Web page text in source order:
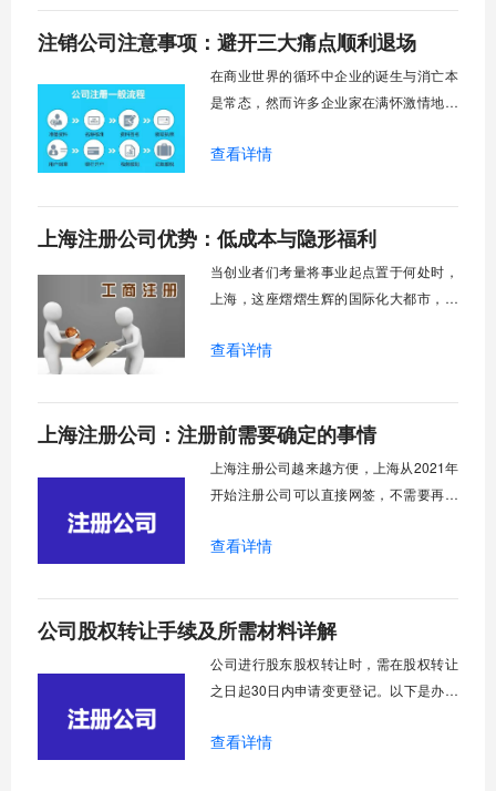
优化营商环境，各地已经推出了多项便利
化改革，企业注销的体验正悄然发生着积
注销公司注意事项：避开三大痛点顺利退场
在商业世界的循环中企业的诞生与消亡本
是常态，然而许多企业家在满怀激情地创
到的困境，公司注销过程中的复杂流程和
一家公司不能简单地"关门大吉"呢？这背后
涉及到债权人保护、市场秩序维护以及法
查看详情
上海注册公司优势：低成本与隐形福利
当创业者们考量将事业起点置于何处时，
上海，这座熠熠生辉的国际化大都市，总
国无可争议的经济、金融、贸易和航运中
独厚的资源，悉心培育企业成长的沃土。
为何如此多的创业者对上海青眼有加？答
查看详情
上海注册公司：注册前需要确定的事情
上海注册公司越来越方便，上海从2021年
开始注册公司可以直接网签，不需要再去
字资料，给广大的创业者减负了。现在我
确定的事情。
查看详情
公司股权转让手续及所需材料详解
​公司进行股东股权转让时，需在股权转让
之日起30日内申请变更登记。以下是办理
查看详情